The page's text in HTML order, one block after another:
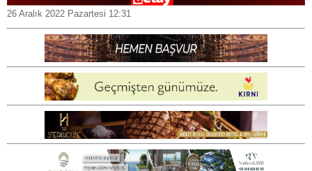
26 Aralık 2022 Pazartesi 12:31